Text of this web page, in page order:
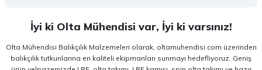
İyi ki Olta Mühendisi var, İyi ki varsınız!
Olta Mühendisi Balıkçılık Malzemeleri olarak, oltamuhendisi.com üzerinden
balıkçılık tutkunlarına en kaliteli ekipmanları sunmayı hedefliyoruz. Geniş